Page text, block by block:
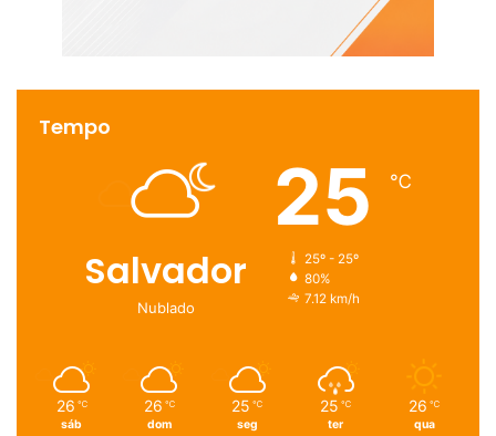
Tempo
Salvador
Nublado
25 ℃
25º - 25º
80%
7.12 km/h
26 ℃
sáb
26 ℃
dom
25 ℃
seg
25 ℃
ter
26 ℃
qua